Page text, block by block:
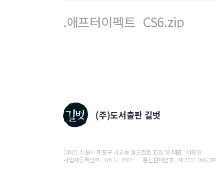
.애프터이펙트_CS6.zip
04003, 서울시 마포구 서교동 월드컵로 10길 56 대표 : 이종원
사업자등록번호 : 105-81-69021 ㆍ 통신판매번호 : 제 2007-06623호